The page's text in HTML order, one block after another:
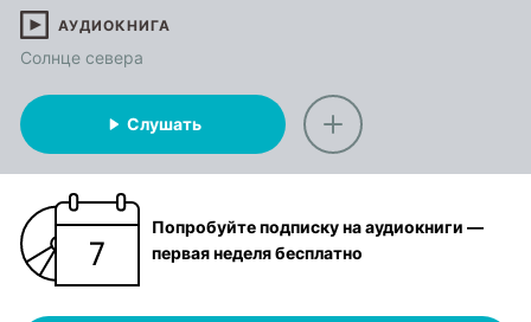
АУДИОКНИГА
Солнце севера
Слушать
Попробуйте подписку на аудиокниги —
первая неделя бесплатно